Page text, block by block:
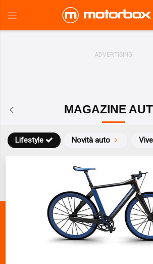
MAGAZINE
Novità auto
Lifestyle